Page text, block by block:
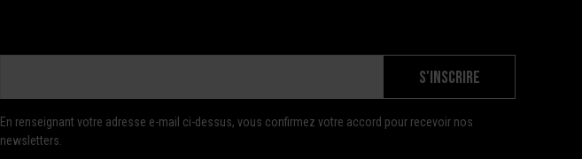
S'INSCRIRE
En renseignant votre adresse e-mail ci-dessus, vous confirmez votre accord pour recevoir nos
newsletters.